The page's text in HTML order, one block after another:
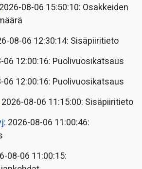
08-06 15:50:10: Osakkeiden
08-06 12:30:14: Sisäpiiritieto
06 12:00:16: Puolivuosikatsaus
06 12:00:16: Puolivuosikatsaus
2026-08-06 11:15:00: Sisäpiiritieto
: 2026-08-06 11:00:46:
08-06 11:00:15: